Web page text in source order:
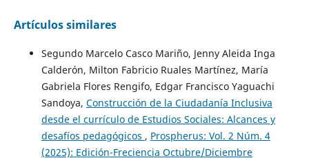
Artículos similares
Segundo Marcelo Casco Mariño, Jenny Aleida Inga
Calderón, Milton Fabricio Ruales Martínez, María
Gabriela Flores Rengifo, Edgar Francisco Yaguachi
Sandoya, Construcción de la Ciudadanía Inclusiva
desde el currículo de Estudios Sociales: Alcances y
desafíos pedagógicos , Prospherus: Vol. 2 Núm. 4
(2025): Edición-Freciencia Octubre/Diciembre